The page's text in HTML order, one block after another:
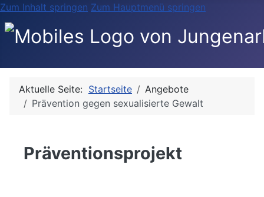
Zum Inhalt springen Zum Hauptmenü springen
Aktuelle Seite: Startseite
Angebote
Prävention gegen sexualisierte Gewalt
Präventionsprojekt